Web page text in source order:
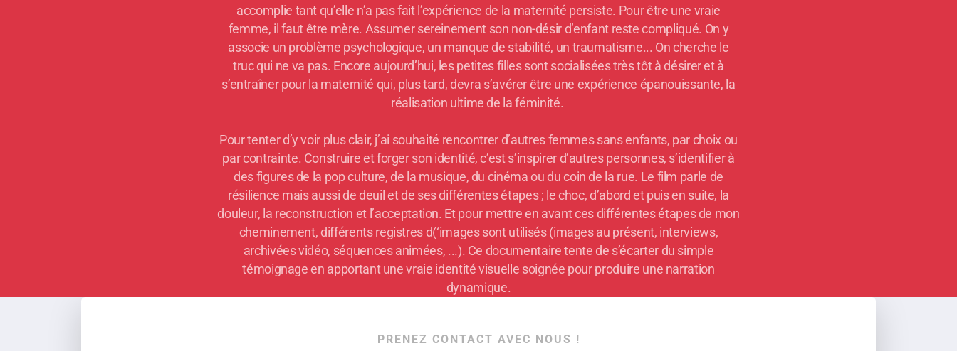
accomplie tant qu’elle n’a pas fait l’expérience de la maternité persiste. Pour être une vraie
femme, il faut être mère. Assumer sereinement son non-désir d’enfant reste compliqué. On y
associe un problème psychologique, un manque de stabilité, un traumatisme... On cherche le
truc qui ne va pas. Encore aujourd’hui, les petites filles sont socialisées très tôt à désirer et à
s’entraîner pour la maternité qui, plus tard, devra s’avérer être une expérience épanouissante, la
réalisation ultime de la féminité.
Pour tenter d’y voir plus clair, j’ai souhaité rencontrer d’autres femmes sans enfants, par choix ou
par contrainte. Construire et forger son identité, c’est s’inspirer d’autres personnes, s’identifier à
des figures de la pop culture, de la musique, du cinéma ou du coin de la rue. Le film parle de
résilience mais aussi de deuil et de ses différentes étapes ; le choc, d’abord et puis en suite, la
douleur, la reconstruction et l’acceptation. Et pour mettre en avant ces différentes étapes de mon
cheminement, différents registres d(‘images sont utilisés (images au présent, interviews,
archivées vidéo, séquences animées, ...). Ce documentaire tente de s’écarter du simple
témoignage en apportant une vraie identité visuelle soignée pour produire une narration
dynamique.
PRENEZ CONTACT AVEC NOUS !